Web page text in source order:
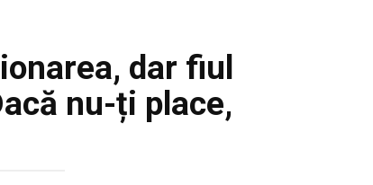
dar fiul
nu-ți place,